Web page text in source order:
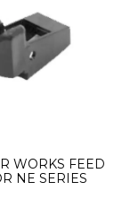
WORKS FEED
NE SERIES